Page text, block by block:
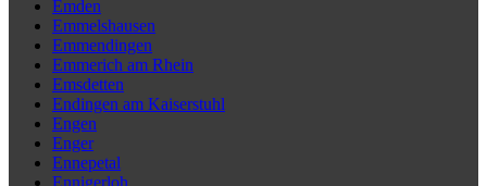
Emden
Emmelshausen
Emmendingen
Emmerich am Rhein
Emsdetten
Endingen am Kaiserstuhl
Engen
Enger
Ennepetal